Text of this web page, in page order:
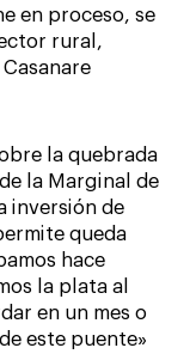
en proceso, se
rural,
la quebrada
la Marginal de
inversión de
queda
hace
la plata al
en un mes o
este puente»